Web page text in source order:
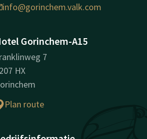
info@gorinchem.valk.com
Gorinchem-A15
7
HX
Plan route